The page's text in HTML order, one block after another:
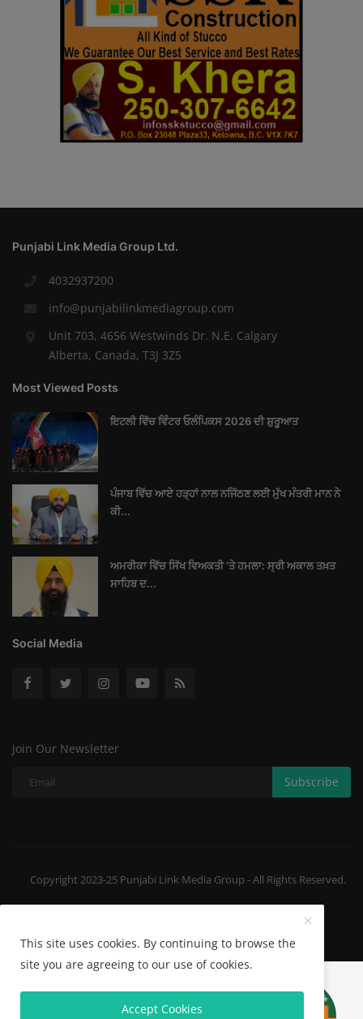
Punjabi Link Media Group Ltd.
4032937200
info@punjabilinkmediagroup.com
Unit 703, 4656 Westwinds Dr. N.E. Calgary
Alberta, Canada, T3J 3Z5
Most Viewed Posts
ਇਟਲੀ ਵਿੱਚ ਵਿੰਟਰ ਓਲੰਪਿਕਸ 2026 ਦੀ ਸ਼ੁਰੂਆਤ
ਪੰਜਾਬ ਵਿੱਚ ਆਏ ਹੜ੍ਹਾਂ ਨਾਲ ਨਜਿੱਠਣ ਲਈ ਮੁੱਖ ਮੰਤਰੀ ਮਾਨ ਨੇ
ਕੀ...
ਅਮਰੀਕਾ ਵਿੱਚ ਸਿੱਖ ਵਿਅਕਤੀ ’ਤੇ ਹਮਲਾ: ਸ੍ਰੀ ਅਕਾਲ ਤਖ਼ਤ
ਸਾਹਿਬ ਦ...
Social Media
Join Our Newsletter
Subscribe
Copyright 2023-25 Punjabi Link Media Group - All Rights Reserved.
This site uses cookies. By continuing to browse the
site you are agreeing to our use of cookies.
Accept Cookies